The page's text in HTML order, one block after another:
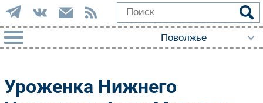
Импорто­замещение
Уроженка Нижнего